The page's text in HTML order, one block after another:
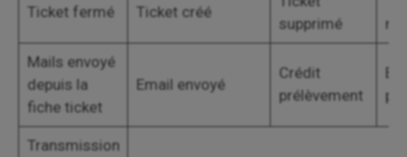
Ticket fermé Ticket créé
supprimé
Mails envoyé
depuis la
fiche ticket
Email envoyé
Crédit
prélèvement
Transmission